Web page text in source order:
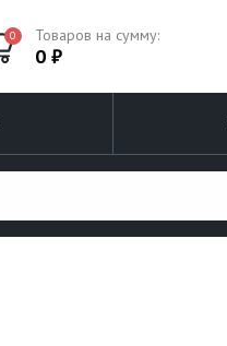
0 Товаров на сумму:
0 ₽